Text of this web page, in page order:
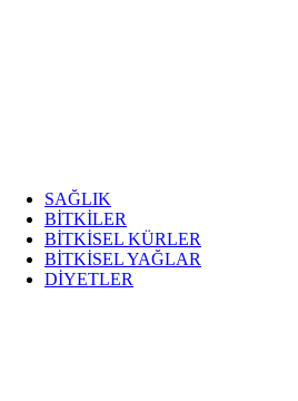
SAĞLIK
BİTKİLER
BİTKİSEL KÜRLER
BİTKİSEL YAĞLAR
DİYETLER